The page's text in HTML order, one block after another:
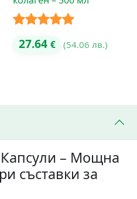
Оценено с
27.64 € (54.06 лв.)
– Мощна
съставки за